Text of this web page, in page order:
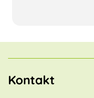
Kontakt